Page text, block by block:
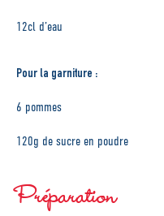
12cl d’eau
Pour la garniture :
6 pommes
120g de sucre en poudre
Préparation